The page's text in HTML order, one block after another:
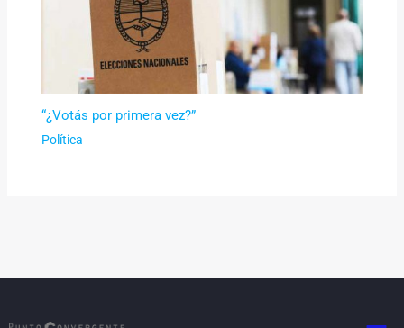
“¿Votás por primera vez?”
Política